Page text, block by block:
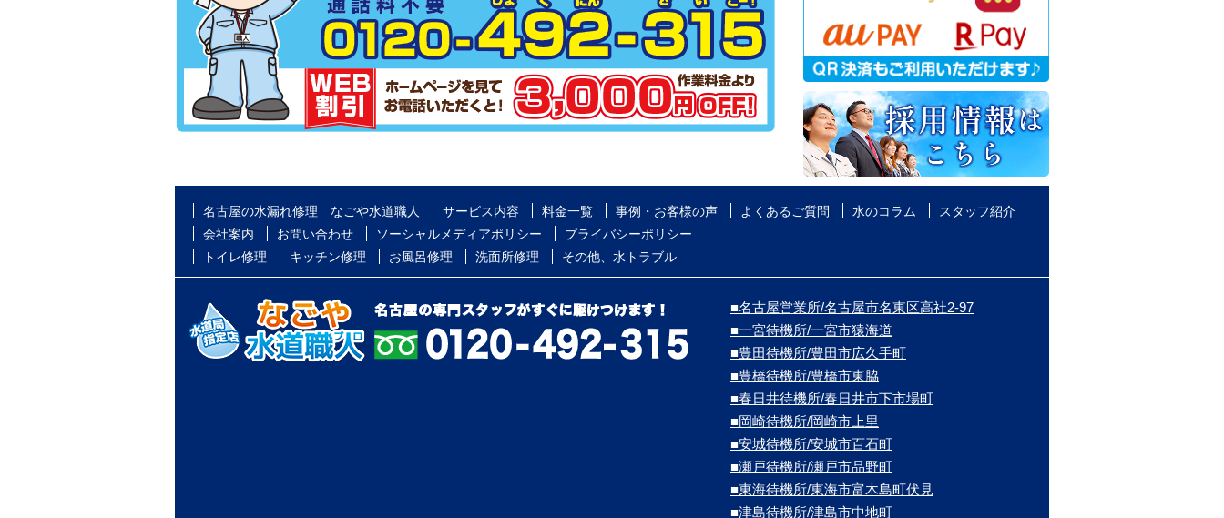
名古屋の水漏れ修理 なごや水道職人 サービス内容 料金一覧 事例・お客様の声 よくあるご質問 水のコラム
スタッフ紹介
会社案内
お問い合わせ ソーシャルメディアポリシー
プライバシーポリシー
トイレ修理
キッチン修理 お風呂修理 洗面所修理 その他、水トラブル
■名古屋営業所/名古屋市名東区高社2-97
■一宮待機所/一宮市猿海道
■豊田待機所/豊田市広久手町
■豊橋待機所/豊橋市東脇
■春日井待機所/春日井市下市場町
■岡崎待機所/岡崎市上里
■安城待機所/安城市百石町
■瀬戸待機所/瀬戸市品野町
■東海待機所/東海市富木島町伏見
■津島待機所/津島市中地町